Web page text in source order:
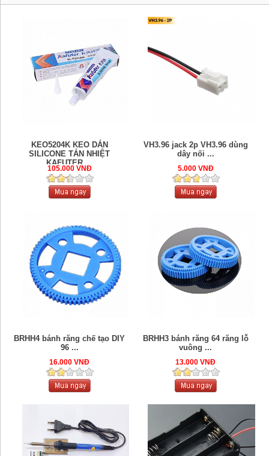
KEO5204K KEO DÁN
SILICONE TẢN NHIỆT
KAFUTER ...
105.000 VNĐ
VH3.96 jack 2p VH3.96 dùng
dây nối ...
5.000 VNĐ
BRHH4 bánh răng chế tạo DIY
96 ...
16.000 VNĐ
BRHH3 bánh răng 64 răng lỗ
vuông ...
13.000 VNĐ